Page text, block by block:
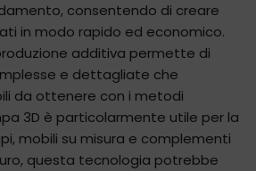
consentendo di creare
in modo rapido ed economico.
additiva permette di
e dettagliate che
da ottenere con i metodi
3D è particolarmente utile per la
mobili su misura e complementi
questa tecnologia potrebbe